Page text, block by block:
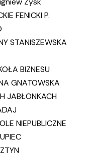
FENICKI P.
STANISZEWSKA
BIZNESU
GNATOWSKA
JABŁONKACH
NIEPUBLICZNE